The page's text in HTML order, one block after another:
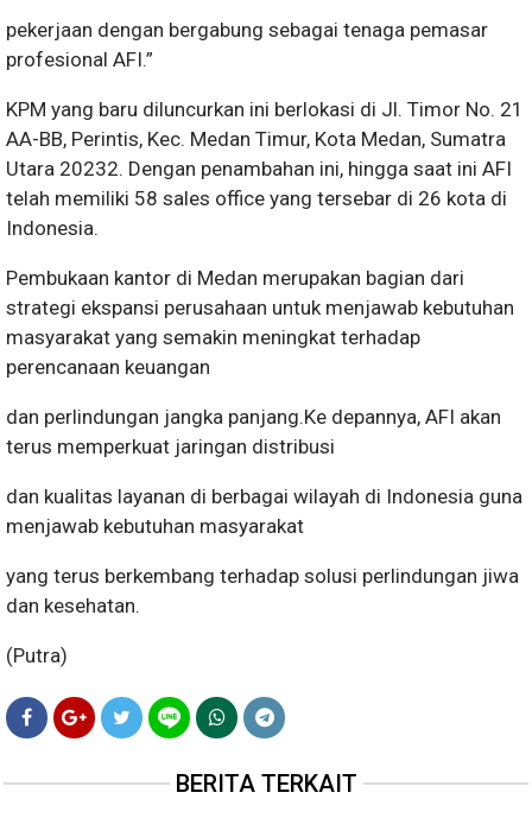
pekerjaan dengan bergabung sebagai tenaga pemasar
profesional AFI.”
KPM yang baru diluncurkan ini berlokasi di Jl. Timor No. 21
AA-BB, Perintis, Kec. Medan Timur, Kota Medan, Sumatra
Utara 20232. Dengan penambahan ini, hingga saat ini AFI
telah memiliki 58 sales office yang tersebar di 26 kota di
Indonesia.
Pembukaan kantor di Medan merupakan bagian dari
strategi ekspansi perusahaan untuk menjawab kebutuhan
masyarakat yang semakin meningkat terhadap
perencanaan keuangan
dan perlindungan jangka panjang.Ke depannya, AFI akan
terus memperkuat jaringan distribusi
dan kualitas layanan di berbagai wilayah di Indonesia guna
menjawab kebutuhan masyarakat
yang terus berkembang terhadap solusi perlindungan jiwa
dan kesehatan.
(Putra)
BERITA TERKAIT